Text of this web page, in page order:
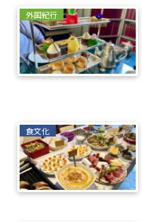
外国紀行
食文化